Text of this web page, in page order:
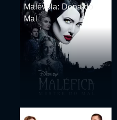
Malévola: Dona do
Mal